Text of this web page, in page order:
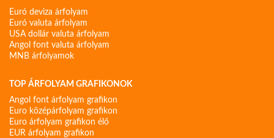
Euró deviza árfolyam
Euró valuta árfolyam
USA dollár valuta árfolyam
Angol font valuta árfolyam
MNB árfolyamok
TOP ÁRFOLYAM GRAFIKONOK
Angol font árfolyam grafikon
Euro középárfolyam grafikon
Euro árfolyam grafikon élő
EUR árfolyam grafikon